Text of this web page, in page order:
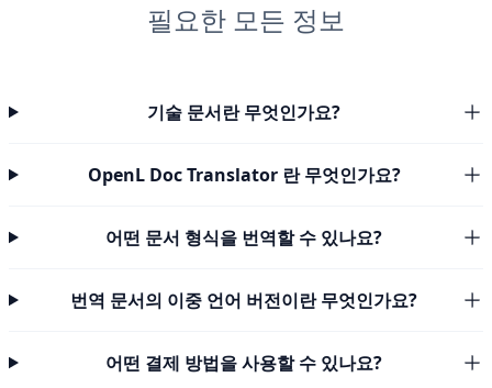
필요한 모든 정보
기술 문서란 무엇인가요?
OpenL Doc Translator 란 무엇인가요?
어떤 문서 형식을 번역할 수 있나요?
번역 문서의 이중 언어 버전이란 무엇인가요?
어떤 결제 방법을 사용할 수 있나요?